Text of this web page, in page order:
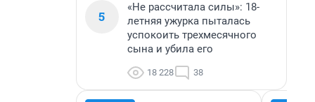
5
«Не рассчитала силы»: 18-
летняя ужурка пыталась
успокоить трехмесячного
сына и убила его
18 228 38